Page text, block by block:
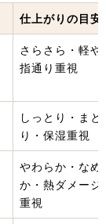
仕上がりの目安
さらさら・軽や
指通り重視
しっとり・まと
り・保湿重視
やわらか・なめ
か・熱ダメージ
重視